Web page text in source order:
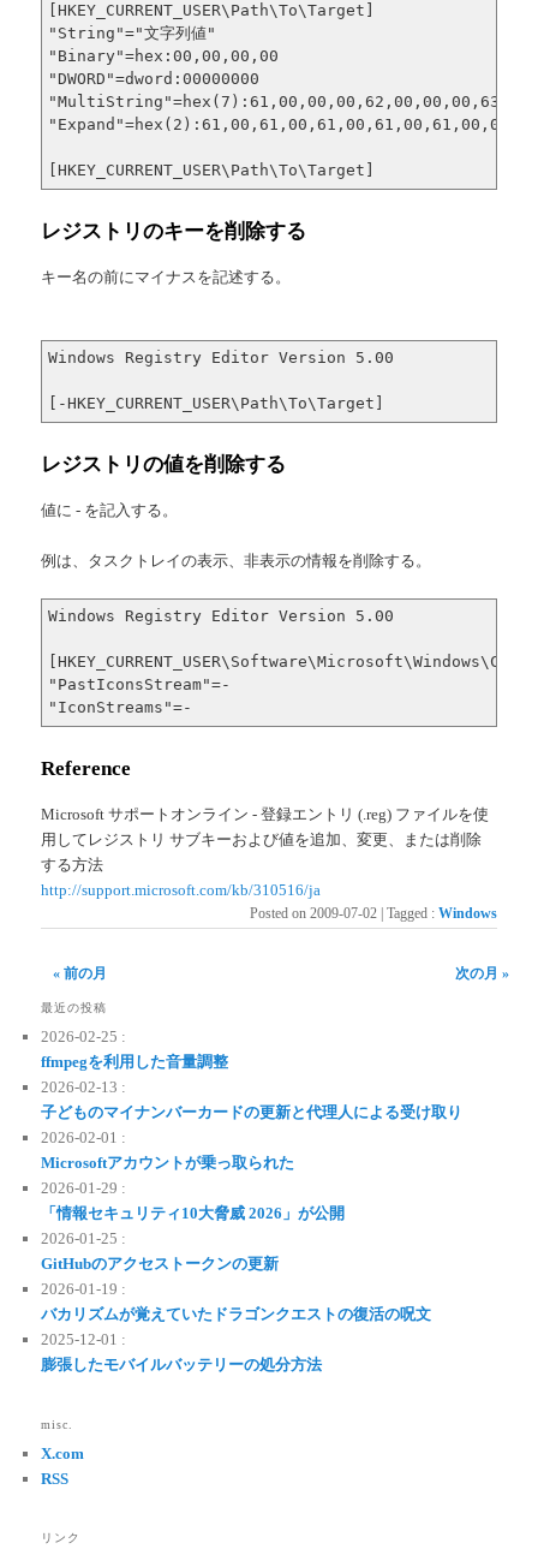
[HKEY_CURRENT_USER\Path\To\Target]
"String"="文字列値"
"Binary"=hex:00,00,00,00
"DWORD"=dword:00000000
"Expand"=hex(2):61,00,61,00,61,00,61,00,61,00,00,00
[HKEY_CURRENT_USER\Path\To\Target]
レジストリのキーを削除する
キー名の前にマイナスを記述する。
Windows Registry Editor Version 5.00
[-HKEY_CURRENT_USER\Path\To\Target]
レジストリの値を削除する
値に - を記入する。
例は、タスクトレイの表示、非表示の情報を削除する。
Windows Registry Editor Version 5.00
"PastIconsStream"=-
"IconStreams"=-
Reference
Microsoft サポートオンライン - 登録エントリ (.reg) ファイルを使
用してレジストリ サブキーおよび値を追加、変更、または削除
する方法
http://support.microsoft.com/kb/310516/ja
Posted on 2009-07-02 Tagged : Windows
« 前の月 次の月 »
最近の投稿
2026-02-25 :
ffmpegを利用した音量調整
2026-02-13 :
子どものマイナンバーカードの更新と代理人による受け取り
2026-02-01 :
Microsoftアカウントが乗っ取られた
2026-01-29 :
「情報セキュリティ10大脅威 2026」が公開
2026-01-25 :
GitHubのアクセストークンの更新
2026-01-19 :
バカリズムが覚えていたドラゴンクエストの復活の呪文
2025-12-01 :
膨張したモバイルバッテリーの処分方法
misc.
X.com
RSS
リンク